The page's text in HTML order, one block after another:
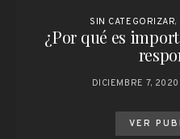
SIN CATEGORIZAR
¿Por qué es
DICIEMBRE 7, 2020
VER